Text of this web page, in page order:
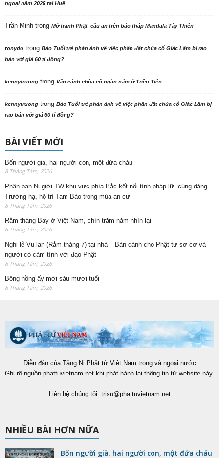
ngoại năm 2025 tại Huế
Trần Minh trong Mở tranh Phật, cầu an trên bảo tháp Mandala Tây Thiên
tonydo trong Báo Tuổi trẻ phản ảnh về việc phần đất chùa cổ Giác Lâm bị rao
bán với giá 60 tỉ đồng?
kennytruong trong Vãn cảnh chùa cổ ngàn năm ở Triều Tiên
kennytruong trong Báo Tuổi trẻ phản ảnh về việc phần đất chùa cổ Giác Lâm bị
rao bán với giá 60 tỉ đồng?
BÀI VIẾT MỚI
Bốn người già, hai người con, một đứa cháu
8 Tháng Tám, 2026
Phân ban Ni giới TW khu vực phía Bắc kết nối tình pháp lữ, cúng dàng
Trường hạ, hộ trì Tam Bảo trong mùa an cư
8 Tháng Tám, 2026
Rằm tháng Bảy ở Việt Nam, chín trăm năm nhìn lại
8 Tháng Tám, 2026
Nghi lễ Vu lan (Rằm tháng 7) tại nhà – Bản dành cho Phật tử sơ cơ và
người có cảm tình với đạo Phật
8 Tháng Tám, 2026
Bông hồng ấy mới sáu mươi tuổi
8 Tháng Tám, 2026
Diễn đàn của Tăng Ni Phật tử Việt Nam trong và ngoài nước
Ghi rõ nguồn phattuvietnam.net khi phát hành lại thông tin từ website này.
Liên hệ chúng tôi: trisu@phattuvietnam.net
NHIỀU BÀI HƠN NỮA
Bốn người già, hai người con, một đứa cháu